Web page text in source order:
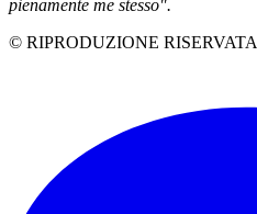
pienamente me stesso".
© RIPRODUZIONE RISERVATA